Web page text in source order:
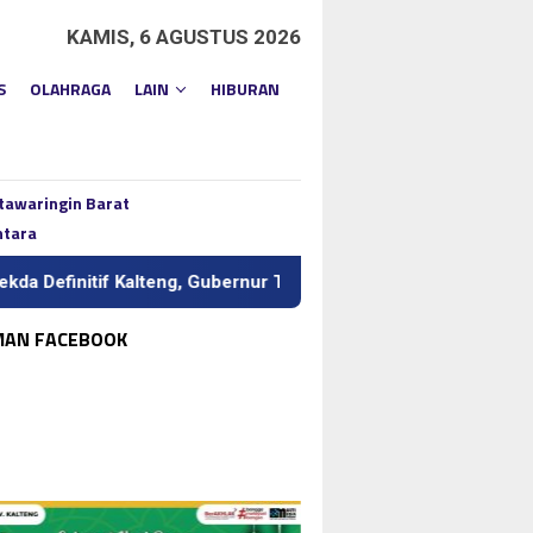
KAMIS, 6 AGUSTUS 2026
OLAHRAGA LAIN HIBURAN
Barat
Gubernur Tekankan Kerja Keras dan Kolaborasi
FACEBOOK